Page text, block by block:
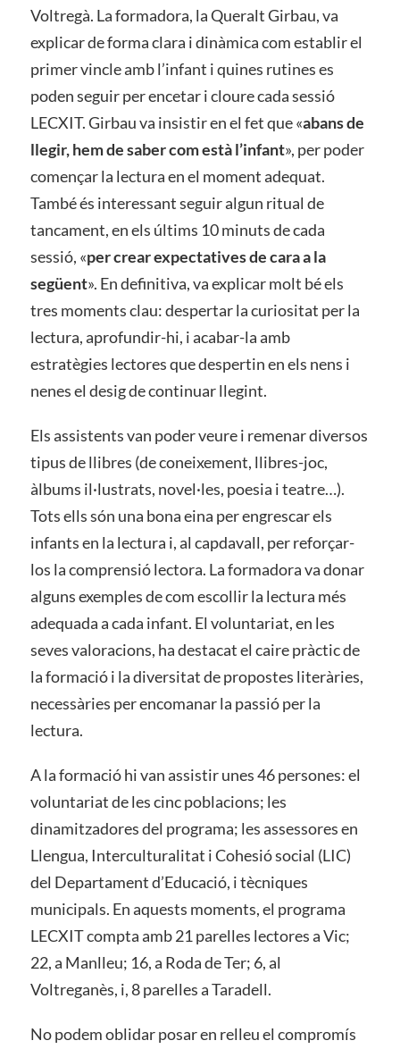
Voltregà. La formadora, la Queralt Girbau, va
explicar de forma clara i dinàmica com establir el
primer vincle amb l’infant i quines rutines es
poden seguir per encetar i cloure cada sessió
LECXIT. Girbau va insistir en el fet que «abans de
llegir, hem de saber com està l’infant», per poder
començar la lectura en el moment adequat.
També és interessant seguir algun ritual de
tancament, en els últims 10 minuts de cada
sessió, «per crear expectatives de cara a la
següent». En definitiva, va explicar molt bé els
tres moments clau: despertar la curiositat per la
lectura, aprofundir-hi, i acabar-la amb
estratègies lectores que despertin en els nens i
nenes el desig de continuar llegint.
Els assistents van poder veure i remenar diversos
tipus de llibres (de coneixement, llibres-joc,
àlbums il·lustrats, novel·les, poesia i teatre…).
Tots ells són una bona eina per engrescar els
infants en la lectura i, al capdavall, per reforçar-
los la comprensió lectora. La formadora va donar
alguns exemples de com escollir la lectura més
adequada a cada infant. El voluntariat, en les
seves valoracions, ha destacat el caire pràctic de
la formació i la diversitat de propostes literàries,
necessàries per encomanar la passió per la
lectura.
A la formació hi van assistir unes 46 persones: el
voluntariat de les cinc poblacions; les
dinamitzadores del programa; les assessores en
Llengua, Interculturalitat i Cohesió social (LIC)
del Departament d’Educació, i tècniques
municipals. En aquests moments, el programa
LECXIT compta amb 21 parelles lectores a Vic;
22, a Manlleu; 16, a Roda de Ter; 6, al
Voltreganès, i, 8 parelles a Taradell.
No podem oblidar posar en relleu el compromís